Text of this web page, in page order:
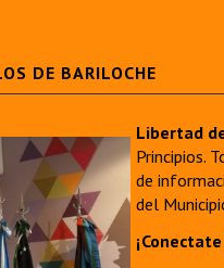
DE BARILOCHE
Libertad
Principios.
de
del